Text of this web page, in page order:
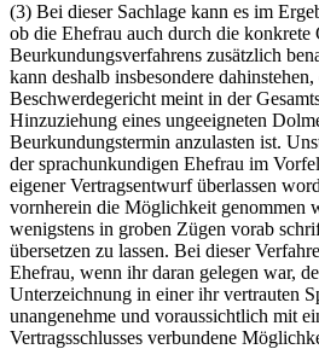
(3) Bei dieser Sachlage kann es im
ob die Ehefrau auch durch die konkrete
Beurkundungsverfahrens zusätzlich
kann deshalb insbesondere
Beschwerdegericht meint in der
Hinzuziehung eines ungeeigneten
Beurkundungstermin anzulasten ist.
der sprachunkundigen Ehefrau im
eigener Vertragsentwurf überlassen
vornherein die Möglichkeit genommen
wenigstens in groben Zügen vorab
übersetzen zu lassen. Bei dieser
Ehefrau, wenn ihr daran gelegen war,
Unterzeichnung in einer ihr vertrauten
unangenehme und voraussichtlich mit
Vertragsschlusses verbundene